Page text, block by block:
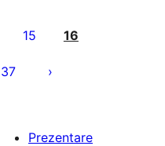
15 16
37
Prezentare